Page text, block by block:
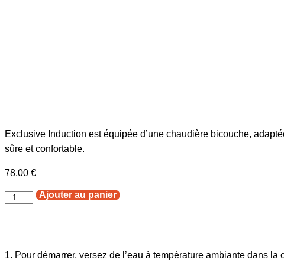
Exclusive Induction est équipée d’une chaudière bicouche,
sûre et confortable.
78,00 €
Ajouter au panier
1. Pour démarrer, versez de l’eau à température ambiante dans